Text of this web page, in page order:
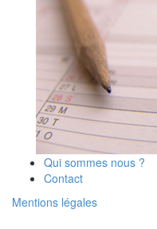
Qui sommes nous ?
Contact
Mentions légales